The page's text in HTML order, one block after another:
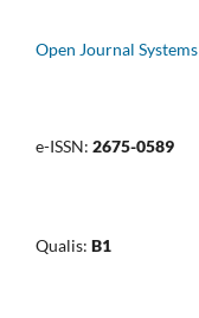
Open Journal Systems
e-ISSN: 2675-0589
Qualis: B1